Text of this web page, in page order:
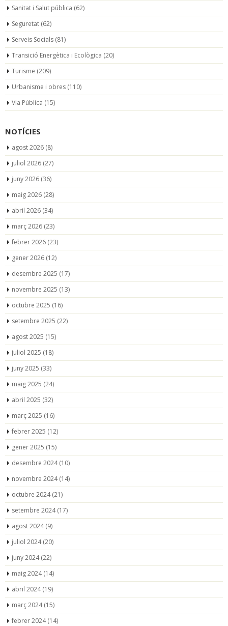
Sanitat i Salut pública (62)
Seguretat (62)
Serveis Socials (81)
Transició Energètica i Ecològica (20)
Turisme (209)
Urbanisme i obres (110)
Via Pública (15)
NOTÍCIES
agost 2026 (8)
juliol 2026 (27)
juny 2026 (36)
maig 2026 (28)
abril 2026 (34)
març 2026 (23)
febrer 2026 (23)
gener 2026 (12)
desembre 2025 (17)
novembre 2025 (13)
octubre 2025 (16)
setembre 2025 (22)
agost 2025 (15)
juliol 2025 (18)
juny 2025 (33)
maig 2025 (24)
abril 2025 (32)
març 2025 (16)
febrer 2025 (12)
gener 2025 (15)
desembre 2024(10)
novembre 2024(14)
octubre 2024(21)
setembre 2024(17)
agost 2024(9)
juliol 2024(20)
juny 2024(22)
maig 2024(14)
abril 2024(19)
març 2024(15)
febrer 2024(14)